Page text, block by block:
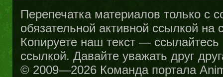
Перепечатка материалов только с
обязательной активной ссылкой на
Копируете наш текст —
ссылкой. Давайте уважать друг
© 2009—2026 Команда портала